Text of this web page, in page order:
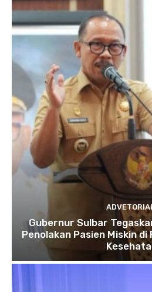
Gubernur Sulbar
Penolakan Pasien Miskin